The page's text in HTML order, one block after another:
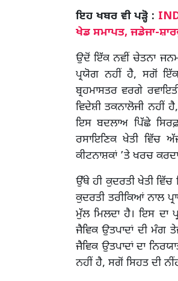
ਇਹ ਖਬਰ ਵੀ ਪੜ੍ਹੋ :
ਖੇਡ ਸਮਾਪਤ, ਜਡੇਜਾ-
ਉਦੋਂ ਇੱਕ ਨਵੀਂ ਚੇਤਨਾ
ਪ੍ਰਯੋਗ ਨਹੀਂ ਹੈ, ਸਗੋਂ ਇੱਕ
ਬ੍ਰਹਮਾਸਤਰ ਵਰਗੇ
ਵਿਦੇਸ਼ੀ ਤਕਨਾਲੋਜੀ ਨਹੀਂ
ਇਸ ਬਦਲਾਅ ਪਿੱਛੇ
ਰਸਾਇਣਿਕ ਖੇਤੀ ਵਿੱਚ
ਕੀਟਨਾਸ਼ਕਾਂ ’ਤੇ ਖਰਚ
ਉੱਥੇ ਹੀ ਕੁਦਰਤੀ ਖੇਤੀ
ਕੁਦਰਤੀ ਤਰੀਕਿਆਂ ਨਾਲ
ਮੁੱਲ ਮਿਲਦਾ ਹੈ। ਇਸ ਦਾ
ਜੈਵਿਕ ਉਤਪਾਦਾਂ ਦੀ ਮੰਗ
ਜੈਵਿਕ ਉਤਪਾਦਾਂ ਦਾ
ਨਹੀਂ ਹੈ, ਸਗੋਂ ਸਿਹਤ ਦੀ